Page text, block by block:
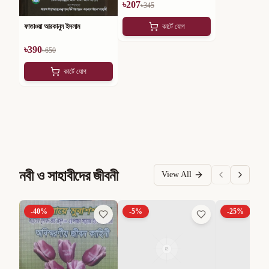
ফাতাওয়া আরকানুল ইসলাম
৳390৳650
কার্টে যোগ
৳207৳345
কার্টে যোগ
নবী ও সাহাবীদের জীবনী View All
-40% -5% -25%